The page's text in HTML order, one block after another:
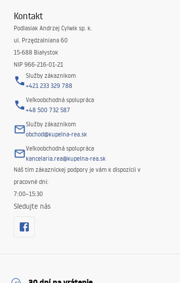
Kontakt
Podlasiak Andrzej Cylwik sp. k.
ul. Przędzalniana 60
15-688 Białystok
NIP 966-216-01-21
Služby zákazníkom
+421 233 329 788
Veľkoobchodná spolupráca
+48 500 732 587
Služby zákazníkom
obchod@kupelna-rea.sk
Veľkoobchodná spolupráca
kancelaria.rea@kupelna-rea.sk
Náš tím zákazníckej podpory je vám k dispozícii v
pracovné dni:
7:00–15:30
Sledujte nás